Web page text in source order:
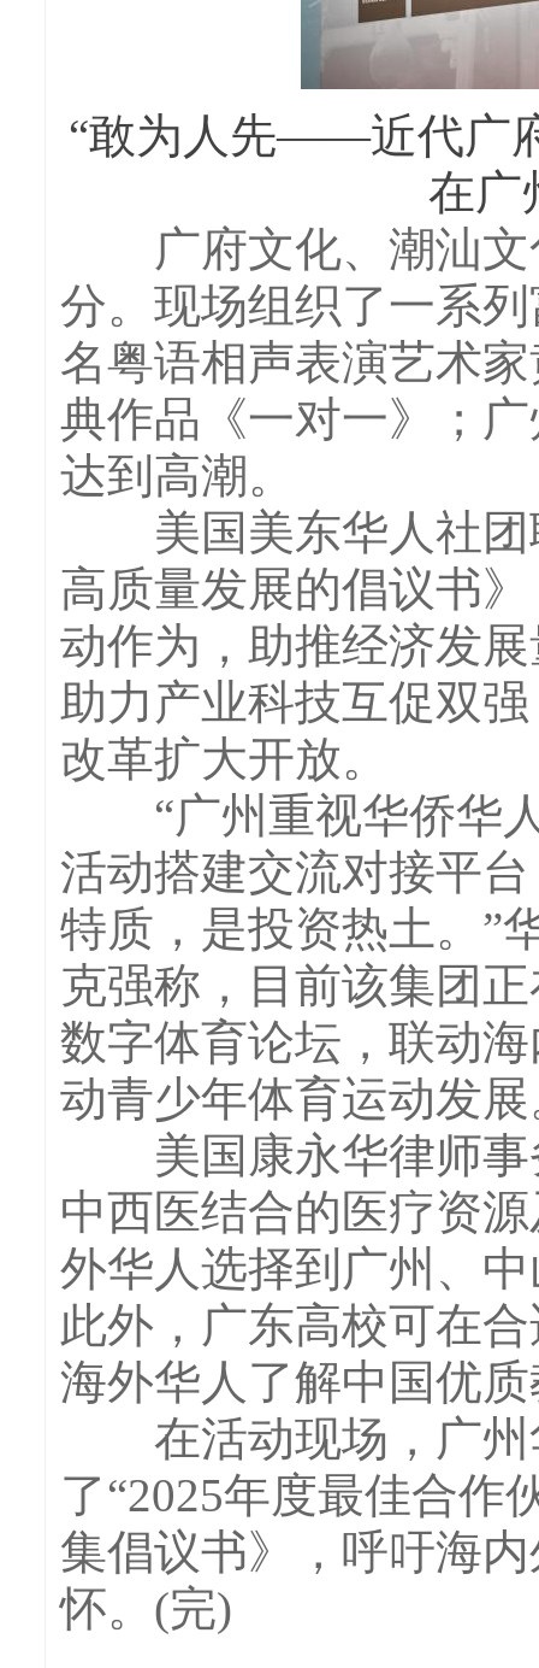
“敢为人先——近代广
在广
广府文化、潮汕文
分。现场组织了一系
名粤语相声表演艺术
典作品《一对一》；
达到高潮。
美国美东华人社团
高质量发展的倡议书
动作为，助推经济发
助力产业科技互促双
改革扩大开放。
“广州重视华侨华人
活动搭建交流对接平
特质，是投资热土。”
克强称，目前该集团
数字体育论坛，联动
动青少年体育运动发
美国康永华律师事
中西医结合的医疗资
外华人选择到广州、
此外，广东高校可在
海外华人了解中国优
在活动现场，广州
了“2025年度最佳合作
集倡议书》，呼吁海
怀。(完)